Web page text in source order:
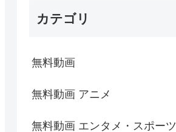
カテゴリ
無料動画
無料動画 アニメ
無料動画 エンタメ・スポーツ